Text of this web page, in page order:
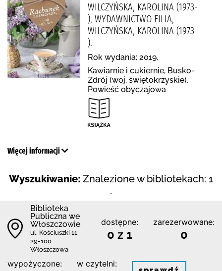
WILCZYŃSKA, KAROLINA (1973-
), WYDAWNICTWO FILIA,
WILCZYŃSKA, KAROLINA (1973-
).
Rok wydania: 2019.
Kawiarnie i cukiernie, Busko-
Zdrój (woj. świętokrzyskie),
Powieść obyczajowa
Więcej informacji
Wyszukiwanie: Znalezione w bibliotekach: 1
.
Biblioteka
Publiczna we
Włoszczowie
ul. Kościuszki 11
29-100
Włoszczowa
dostępne:
0 z 1
zarezerwowane:
0
wypożyczone: w czytelni: